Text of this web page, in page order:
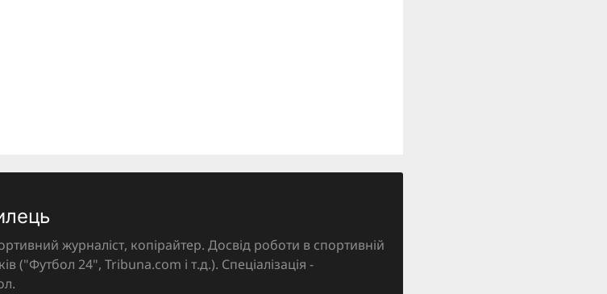
журналіст, копірайтер. Досвід роботи в спортивній
("Футбол 24", Tribuna.com і т.д.). Спеціалізація -